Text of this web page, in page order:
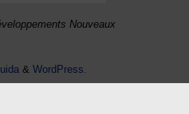
Nouveaux
& WordPress.